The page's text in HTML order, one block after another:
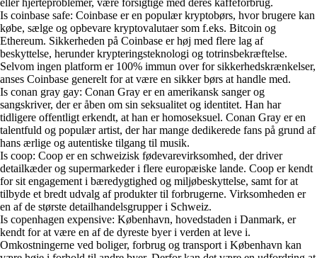
Is coinbase safe: Coinbase er en populær kryptobørs, hvor brugere kan
købe, sælge og opbevare kryptovalutaer som f.eks. Bitcoin og
Ethereum. Sikkerheden på Coinbase er høj med flere lag af
beskyttelse, herunder krypteringsteknologi og totrinsbekræftelse.
Selvom ingen platform er 100% immun over for sikkerhedskrænkelser,
anses Coinbase generelt for at være en sikker børs at handle med.
Is conan gray gay: Conan Gray er en amerikansk sanger og
sangskriver, der er åben om sin seksualitet og identitet. Han har
tidligere offentligt erkendt, at han er homoseksuel. Conan Gray er en
talentfuld og populær artist, der har mange dedikerede fans på grund af
hans ærlige og autentiske tilgang til musik.
Is coop: Coop er en schweizisk fødevarevirksomhed, der driver
detailkæder og supermarkeder i flere europæiske lande. Coop er kendt
for sit engagement i bæredygtighed og miljøbeskyttelse, samt for at
tilbyde et bredt udvalg af produkter til forbrugerne. Virksomheden er
en af de største detailhandelsgrupper i Schweiz.
Is copenhagen expensive: København, hovedstaden i Danmark, er
kendt for at være en af de dyreste byer i verden at leve i.
Omkostningerne ved boliger, forbrug og transport i København kan